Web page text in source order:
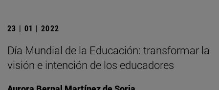
23 | 01 | 2022
Día Mundial de la Educación: transformar la
visión e intención de los educadores